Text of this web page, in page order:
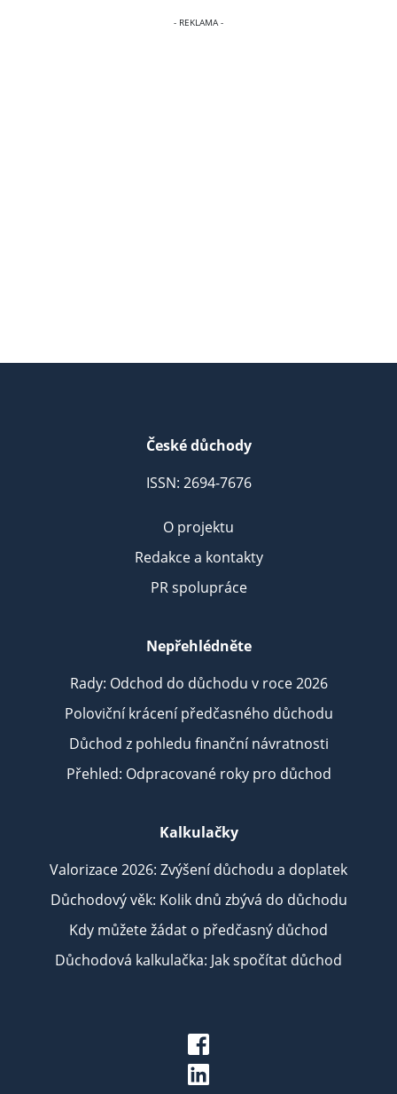
České důchody
ISSN: 2694-7676
O projektu
Redakce a kontakty
PR spolupráce
Nepřehlédněte
Rady: Odchod do důchodu v roce 2026
Poloviční krácení předčasného důchodu
Důchod z pohledu finanční návratnosti
Přehled: Odpracované roky pro důchod
Kalkulačky
Valorizace 2026: Zvýšení důchodu a doplatek
Důchodový věk: Kolik dnů zbývá do důchodu
Kdy můžete žádat o předčasný důchod
Důchodová kalkulačka: Jak spočítat důchod